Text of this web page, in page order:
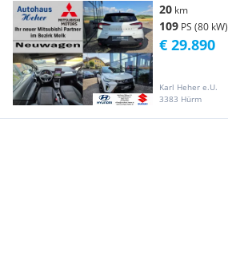
20 km
109 PS (80 kW)
Karl Heher e.U.
3383 Hürm
€ 29.890